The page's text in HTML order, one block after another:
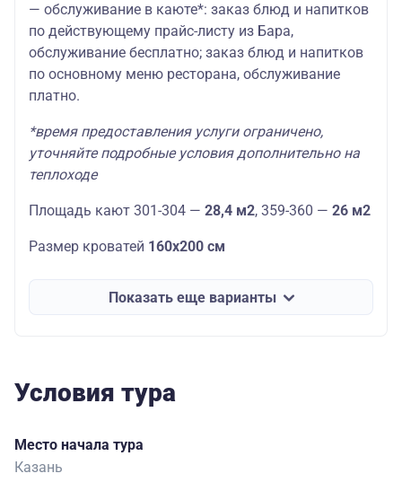
— обслуживание в каюте*: заказ блюд и напитков
по действующему прайс-листу из Бара,
обслуживание бесплатно; заказ блюд и напитков
по основному меню ресторана, обслуживание
платно.
*время предоставления услуги ограничено,
уточняйте подробные условия дополнительно на
теплоходе
Площадь кают 301-304 — 28,4 м2, 359-360 — 26 м2
Размер кроватей 160х200 см
Показать еще варианты
Условия тура
Место начала тура
Казань